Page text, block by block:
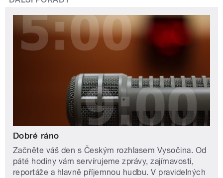
Dobré ráno
Začněte váš den s Českým rozhlasem Vysočina. Od
páté hodiny vám servírujeme zprávy, zajímavosti,
reportáže a hlavně příjemnou hudbu. V pravidelných